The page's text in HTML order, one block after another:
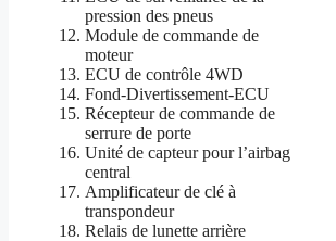
pression des pneus
Module de commande de
moteur
ECU de contrôle 4WD
Fond-Divertissement-ECU
Récepteur de commande de
serrure de porte
Unité de capteur pour l’airbag
central
Amplificateur de clé à
transpondeur
Relais de lunette arrière